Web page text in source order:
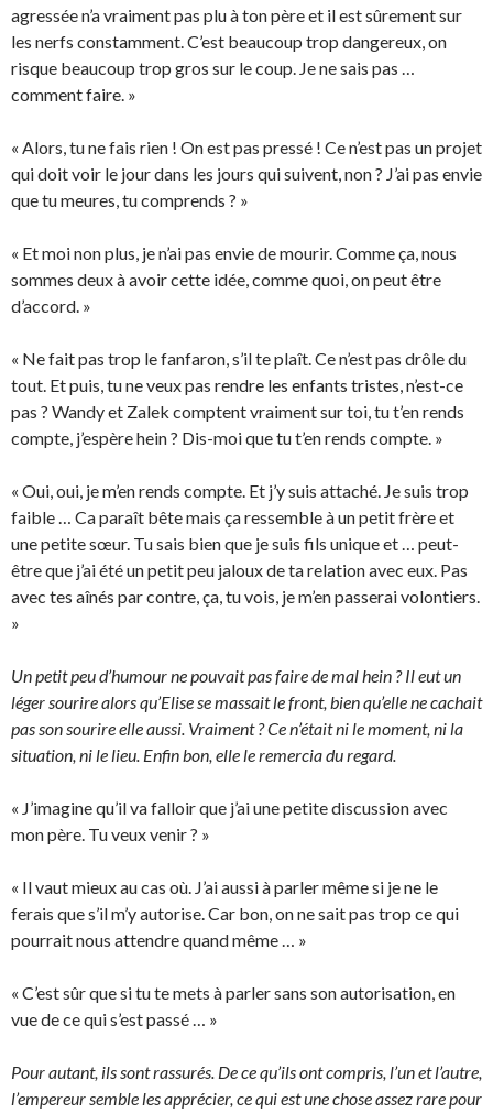
agressée n’a vraiment pas plu à ton père et il est sûrement sur
les nerfs constamment. C’est beaucoup trop dangereux, on
risque beaucoup trop gros sur le coup. Je ne sais pas …
comment faire. »
« Alors, tu ne fais rien ! On est pas pressé ! Ce n’est pas un projet
qui doit voir le jour dans les jours qui suivent, non ? J’ai pas envie
que tu meures, tu comprends ? »
« Et moi non plus, je n’ai pas envie de mourir. Comme ça, nous
sommes deux à avoir cette idée, comme quoi, on peut être
d’accord. »
« Ne fait pas trop le fanfaron, s’il te plaît. Ce n’est pas drôle du
tout. Et puis, tu ne veux pas rendre les enfants tristes, n’est-ce
pas ? Wandy et Zalek comptent vraiment sur toi, tu t’en rends
compte, j’espère hein ? Dis-moi que tu t’en rends compte. »
« Oui, oui, je m’en rends compte. Et j’y suis attaché. Je suis trop
faible … Ca paraît bête mais ça ressemble à un petit frère et
une petite sœur. Tu sais bien que je suis fils unique et … peut-
être que j’ai été un petit peu jaloux de ta relation avec eux. Pas
avec tes aînés par contre, ça, tu vois, je m’en passerai volontiers.
»
Un petit peu d’humour ne pouvait pas faire de mal hein ? Il eut un
léger sourire alors qu’Elise se massait le front, bien qu’elle ne cachait
pas son sourire elle aussi. Vraiment ? Ce n’était ni le moment, ni la
situation, ni le lieu. Enfin bon, elle le remercia du regard.
« J’imagine qu’il va falloir que j’ai une petite discussion avec
mon père. Tu veux venir ? »
« Il vaut mieux au cas où. J’ai aussi à parler même si je ne le
ferais que s’il m’y autorise. Car bon, on ne sait pas trop ce qui
pourrait nous attendre quand même … »
« C’est sûr que si tu te mets à parler sans son autorisation, en
vue de ce qui s’est passé … »
Pour autant, ils sont rassurés. De ce qu’ils ont compris, l’un et l’autre,
l’empereur semble les apprécier, ce qui est une chose assez rare pour